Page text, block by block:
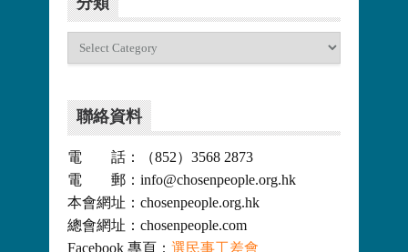
聯絡資料
電 話：（852）3568 2873
電 郵：info@chosenpeople.org.hk
本會網址：chosenpeople.org.hk
總會網址：chosenpeople.com
Facebook 專頁： 選民事工差會